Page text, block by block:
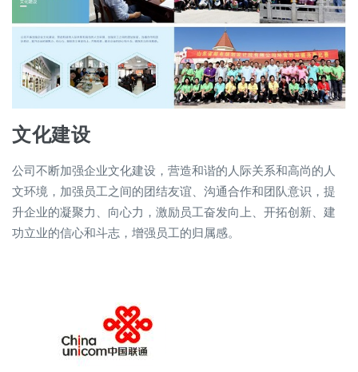
文化建设
公司不断加强企业文化建设，营造和谐的人际关系和高尚的人
文环境，加强员工之间的团结友谊、沟通合作和团队意识，提
升企业的凝聚力、向心力，激励员工奋发向上、开拓创新、建
功立业的信心和斗志，增强员工的归属感。